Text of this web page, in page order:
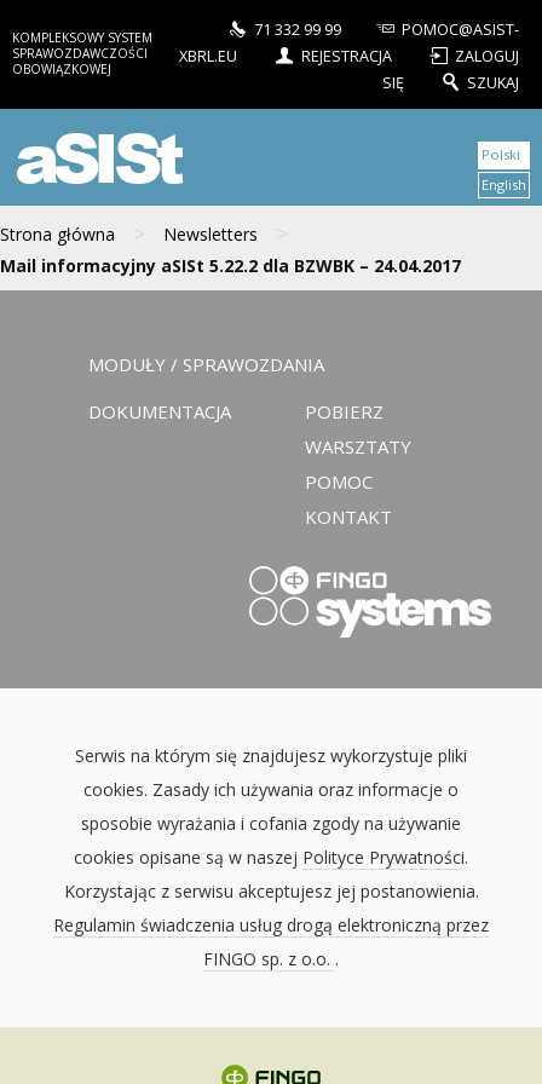
KOMPLEKSOWY SYSTEM
SPRAWOZDAWCZOŚCI
OBOWIĄZKOWEJ
71 332 99 99
POMOC@ASIST-
XBRL.EU
REJESTRACJA
ZALOGUJ
SIĘ
SZUKAJ
aSISt
Strona główna > Newsletters >
Mail informacyjny aSISt 5.22.2 dla BZWBK – 24.04.2017
Polski
English
MODUŁY / SPRAWOZDANIA
DOKUMENTACJA
POBIERZ
WARSZTATY
POMOC
KONTAKT
Serwis na którym się znajdujesz wykorzystuje pliki
cookies. Zasady ich używania oraz informacje o
sposobie wyrażania i cofania zgody na używanie
cookies opisane są w naszej Polityce Prywatności.
Korzystając z serwisu akceptujesz jej postanowienia.
Regulamin świadczenia usług drogą elektroniczną przez
FINGO sp. z o.o. .